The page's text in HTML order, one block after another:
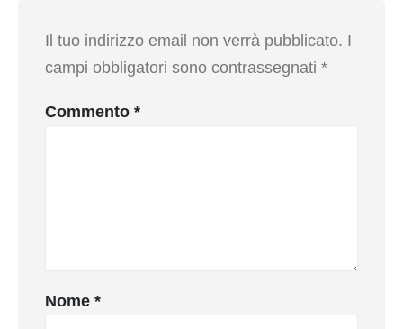
Il tuo indirizzo email non verrà pubblicato. I
campi obbligatori sono contrassegnati *
Commento *
Nome *